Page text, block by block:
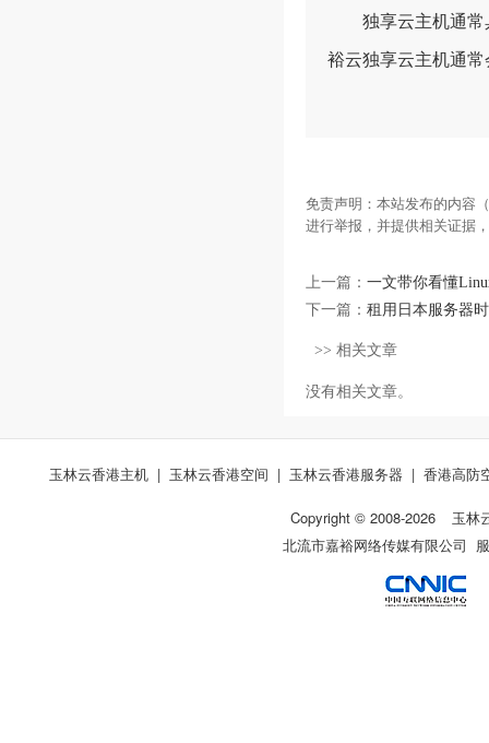
独享云主机通常
裕云独享云主机通
免责声明：本站发布的内容
进行举报，并提供相关证据
上一篇： 一文带你看懂
下一篇： 租用日本服务器
>> 相关文章
没有相关文章。
玉林云香港主机 | 玉林云香港空间 | 玉林云香港服务器 | 香港高防
Copyright © 2008-2026
玉林
北流市嘉裕网络传媒有限公司